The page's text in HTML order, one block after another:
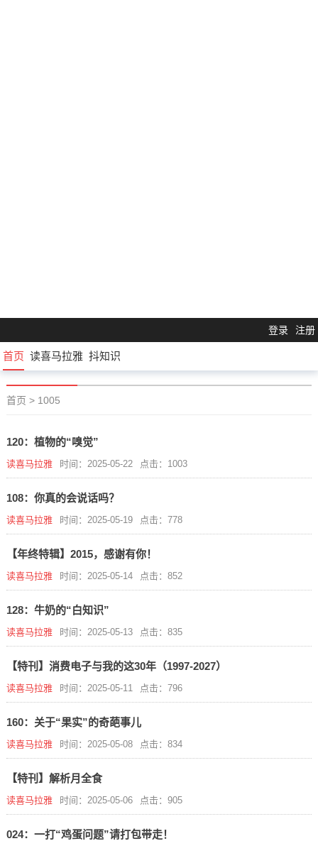
登录 注册
首页 读喜马拉雅 抖知识
首页 > 1005
120：植物的“嗅觉”
读喜马拉雅 时间：2025-05-22 点击：1003
108：你真的会说话吗？
读喜马拉雅 时间：2025-05-19 点击：778
【年终特辑】2015，感谢有你！
读喜马拉雅 时间：2025-05-14 点击：852
128：牛奶的“白知识”
读喜马拉雅 时间：2025-05-13 点击：835
【特刊】消费电子与我的这30年（1997-2027）
读喜马拉雅 时间：2025-05-11 点击：796
160：关于“果实”的奇葩事儿
读喜马拉雅 时间：2025-05-08 点击：834
【特刊】解析月全食
读喜马拉雅 时间：2025-05-06 点击：905
024：一打“鸡蛋问题”请打包带走！